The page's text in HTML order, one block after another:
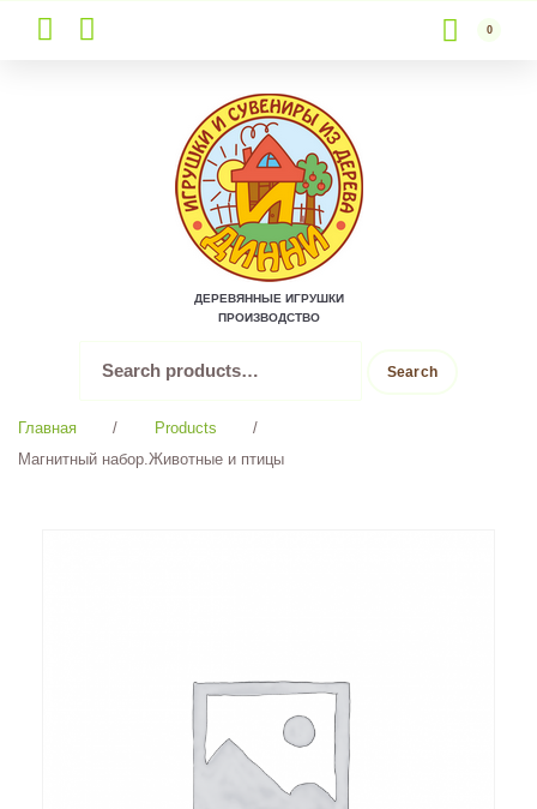
to
content
0
ДЕРЕВЯННЫЕ ИГРУШКИ
ПРОИЗВОДСТВО
for:
Search
Главная / Products
/
Магнитный набор.Животные и птицы